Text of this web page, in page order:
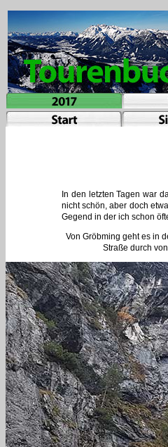
In den letzten Tagen war
nicht schön, aber doch
Gegend in der ich schon
Von Gröbming geht es in
Straße durch